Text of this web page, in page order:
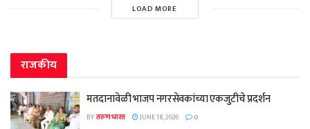
LOAD MORE
राजकीय
मतदानावेळी भाजप नगरसेवकांच्या एकजुटीचे प्रदर्शन
BYतरुण भारत JUNE 18, 2026 0